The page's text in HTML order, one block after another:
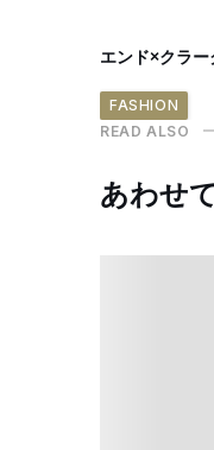
エンド×クラ
FASHION
READ ALSO
あわせ